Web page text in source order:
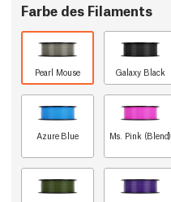
Farbe des Filaments
Pearl Mouse Galaxy Black
Azure Blue Ms. Pink (Blend)